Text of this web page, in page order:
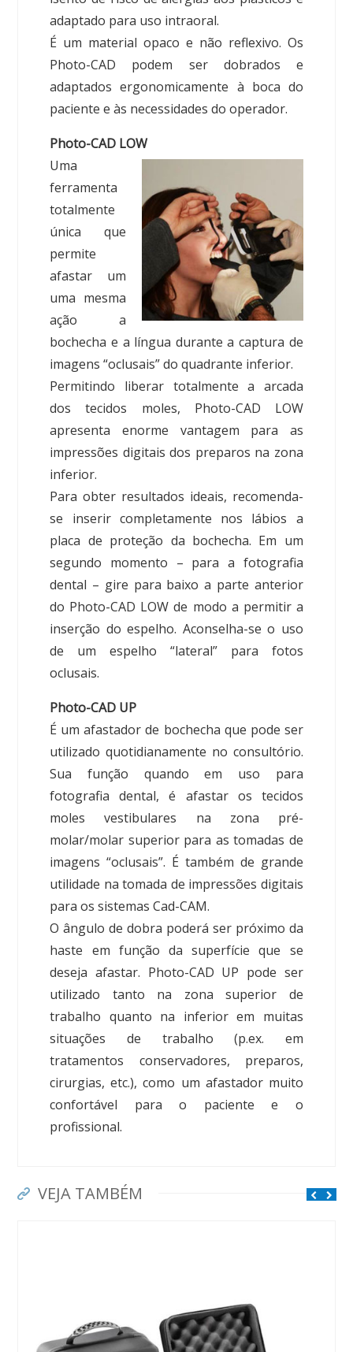
adaptado para uso intraoral.
É um material opaco e não reflexivo. Os
Photo-CAD podem ser dobrados e
adaptados ergonomicamente à boca do
paciente e às necessidades do operador.
Photo-CAD LOW
Uma
ferramenta
totalmente
única que
permite
afastar um
uma mesma
ação a
bochecha e a língua durante a captura de
imagens “oclusais” do quadrante inferior.
Permitindo liberar totalmente a arcada
dos tecidos moles, Photo-CAD LOW
apresenta enorme vantagem para as
impressões digitais dos preparos na zona
inferior.
Para obter resultados ideais, recomenda-
se inserir completamente nos lábios a
placa de proteção da bochecha. Em um
segundo momento – para a fotografia
dental – gire para baixo a parte anterior
do Photo-CAD LOW de modo a permitir a
inserção do espelho. Aconselha-se o uso
de um espelho “lateral” para fotos
oclusais.
Photo-CAD UP
É um afastador de bochecha que pode ser
utilizado quotidianamente no consultório.
Sua função quando em uso para
fotografia dental, é afastar os tecidos
moles vestibulares na zona pré-
molar/molar superior para as tomadas de
imagens “oclusais”. É também de grande
utilidade na tomada de impressões digitais
para os sistemas Cad-CAM.
O ângulo de dobra poderá ser próximo da
haste em função da superfície que se
deseja afastar. Photo-CAD UP pode ser
utilizado tanto na zona superior de
trabalho quanto na inferior em muitas
situações de trabalho (p.ex. em
tratamentos conservadores, preparos,
cirurgias, etc.), como um afastador muito
confortável para o paciente e o
profissional.
VEJA TAMBÉM